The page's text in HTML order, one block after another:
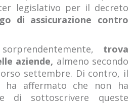
legislativo per il decreto
di assicurazione contro
trova
aziende, almeno secondo
settembre. Di contro, il
ha affermato che non ha
di sottoscrivere queste